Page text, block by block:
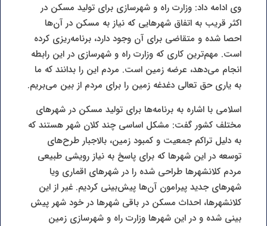
وی ادامه داد: وزارت راه و شهرسازی برای تولید مسکن در
اکثر قریب به اتفاق شهرهایی که نیاز به مسکن در آن‌ها
احصا شده و متقاضی برای آن وجود دارد، برنامه‌ریزی کرده
است. مهم‌ترین کاری که وزارت راه و شهرسازی در این رابطه
انجام می‌دهد، عرضه زمین است. مردم این را بدانند که ما
به یاری حق تعالی دغدغه زمین را برای مردم از بین می‌بریم.
اسلامی با اشاره به برنامه‌ها برای تولید مسکن در شهرهای
مختلف کشور گفت: مشکل اساسی چند کلان شهر هستند که
به دلیل تراکم جمعیت و کمبود زمین، بالاجبار طرح‌های
توسعه در این شهرها که برای پاسخ به نیاز رویشی طبیعی
مردم کلانشهرها طراحی شده را در شهرهای اقماری ویا
شهرهای جدید پیرامون آن‌ها پیش‌بینی کردیم. غیر از این
کلانشهرها، احداث مسکن در باقی شهرها در خود شهر پیش
بینی شده و در این شهرها وزارت راه و شهرسازی زمین